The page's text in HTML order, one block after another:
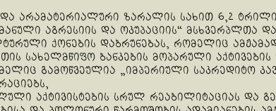
და არამატერიალური ზარალის სახით 6,2
აგრესიის და ოკუპაციის“ მსხვერპლთა
ქონების დაბრუნებას, რომელიც
სახელმწიფო ბანკების მოპარული
გამოწვეულია „იმპერიული საკრედიტო
აქტივისტების სრულ რეაბილიტაციას და